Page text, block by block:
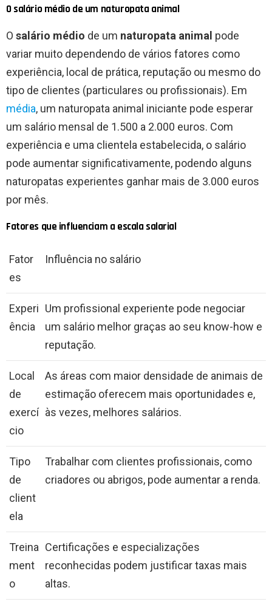
O salário médio de um naturopata animal
O salário médio de um naturopata animal pode
variar muito dependendo de vários fatores como
experiência, local de prática, reputação ou mesmo do
tipo de clientes (particulares ou profissionais). Em
média, um naturopata animal iniciante pode esperar
um salário mensal de 1.500 a 2.000 euros. Com
experiência e uma clientela estabelecida, o salário
pode aumentar significativamente, podendo alguns
naturopatas experientes ganhar mais de 3.000 euros
por mês.
Fatores que influenciam a escala salarial
Fator
es
Influência no salário
Experi
ência
Um profissional experiente pode negociar
um salário melhor graças ao seu know-how e
reputação.
Local
de
exercí
cio
As áreas com maior densidade de animais de
estimação oferecem mais oportunidades e,
às vezes, melhores salários.
Tipo
de
client
ela
Trabalhar com clientes profissionais, como
criadores ou abrigos, pode aumentar a renda.
Treina
ment
o
Certificações e especializações
reconhecidas podem justificar taxas mais
altas.